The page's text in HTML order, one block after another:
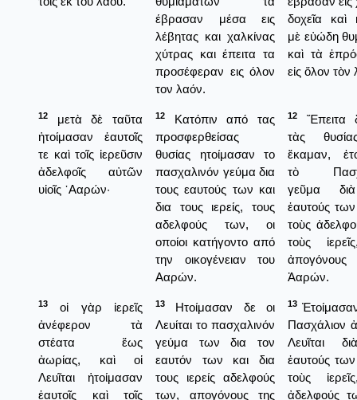
έβρασαν μέσα εις
λέβητας και χαλκίνας
χύτρας και έπειτα τα
προσέφεραν εις όλον
τον λαόν.
δοχεῖα καὶ
μὲ εὐώδη
καὶ τὰ
εἰς ὅλον τὸν
12
μετὰ δὲ ταῦτα
ἡτοίμασαν ἑαυτοῖς
τε καὶ τοῖς ἱερεῦσιν
ἀδελφοῖς αὐτῶν
υἱοῖς ᾿Ααρών·
12
Κατόπιν από τας
προσφερθείσας
θυσίας ητοίμασαν το
πασχαλινόν γεύμα δια
τους εαυτούς των και
δια τους ιερείς, τους
αδελφούς των, οι
οποίοι κατήγοντο από
την οικογένειαν του
Ααρών.
12
Ἔπειτα
τὰς
ἔκαμαν,
τὸ
γεῦμα
ἑαυτούς των
τοὺς
τοὺς
Ἀαρών.
13
οἱ γὰρ ἱερεῖς
ἀνέφερον τὰ
στέατα ἕως
ἀωρίας, καὶ οἱ
Λευῖται ἡτοίμασαν
ἑαυτοῖς καὶ τοῖς
13
Ητοίμασαν δε οι
Λευίται το πασχαλινόν
γεύμα των δια τον
εαυτόν των και δια
τους ιερείς αδελφούς
των, απογόνους της
13
Πασχάλιον
Λευῖται
ἑαυτούς των
τοὺς
ἀδελφούς